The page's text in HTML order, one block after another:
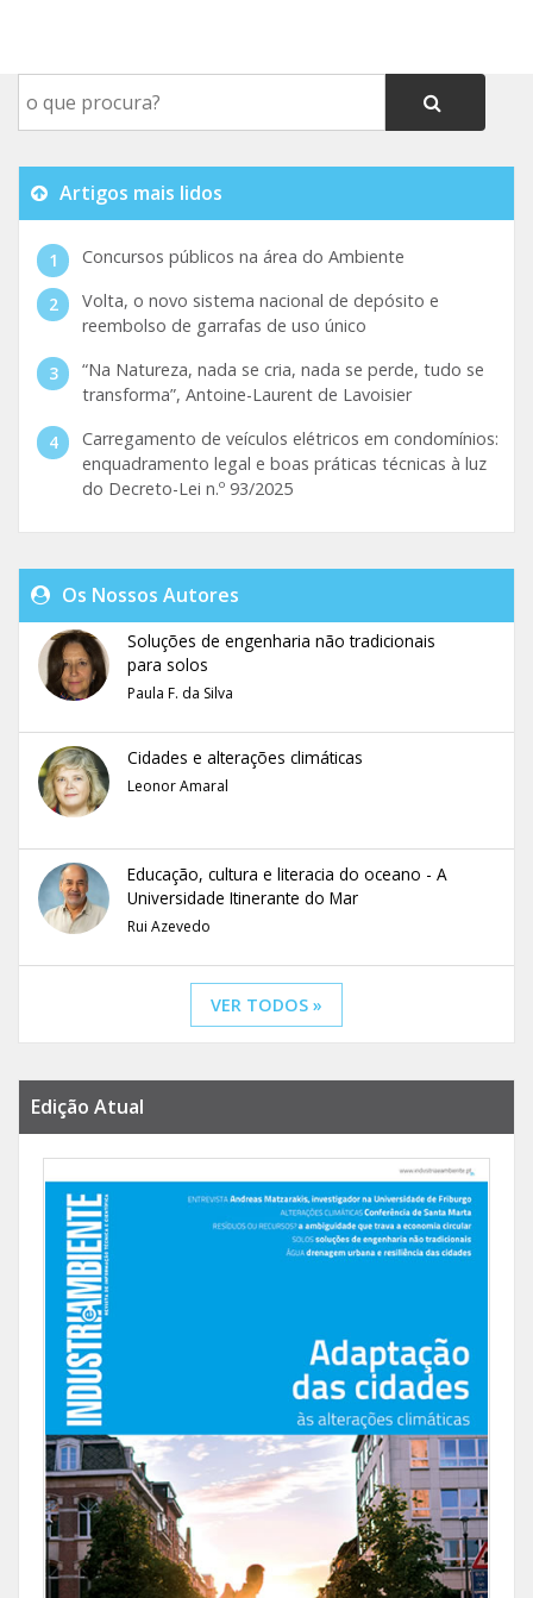
Artigos mais lidos
Concursos públicos na área do Ambiente
Volta, o novo sistema nacional de depósito e
reembolso de garrafas de uso único
“Na Natureza, nada se cria, nada se perde, tudo se
transforma”, Antoine-Laurent de Lavoisier
Carregamento de veículos elétricos em condomínios:
enquadramento legal e boas práticas técnicas à luz
do Decreto-Lei n.º 93/2025
Os Nossos Autores
Soluções de engenharia não tradicionais
para solos
Paula F. da Silva
Cidades e alterações climáticas
Leonor Amaral
Educação, cultura e literacia do oceano - A
Universidade Itinerante do Mar
Rui Azevedo
VER TODOS »
Edição Atual